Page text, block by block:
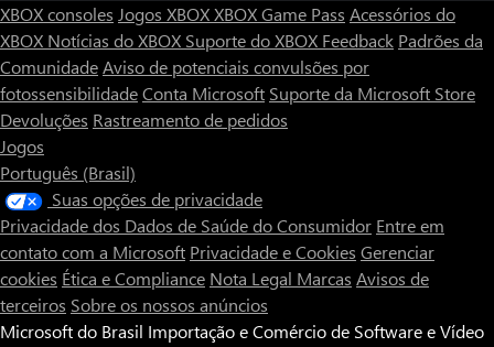
XBOX consoles Jogos XBOXXBOX Game Pass Acessórios do
XBOX Notícias do XBOX Suporte do XBOX Feedback Padrões da
ComunidadeAviso de potenciais convulsões por
fotossensibilidadeConta Microsoft Suporte da Microsoft Store
Devoluções Rastreamento de pedidos
Jogos
Português (Brasil)
Suas opções de privacidade
Privacidade dos Dados de Saúde do Consumidor Entre em
contato com a Microsoft Privacidade e Cookies Gerenciar
cookies Ética e Compliance Nota Legal Marcas Avisos de
terceiros Sobre os nossos anúncios
Microsoft do Brasil Importação e Comércio de Software e Vídeo